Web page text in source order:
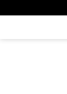
to